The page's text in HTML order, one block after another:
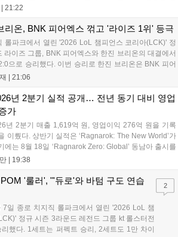
질 4라운드에 대한 기대감을 올렸다. 다음은 이날 데뷔
21:22
리온, BNK 피어엑스 꺾고 '라이즈 1위' 등극
롤파크에서 열린 '2026 LoL 챔피언스 코리아(LCK)' 정
라이즈 그룹, BNK 피어엑스와 한진 브리온의 대결에서
으로 승리했다. 이번 승리로 한진 브리온은 BNK 피어
이즈 그룹 1위로 올라섰다. 1세트, 한진 브리온이 '로머'
21:06
년 2분기 실적 공개… 전년 동기 대비 영업
가
년 2분기 매출 1,619억 원, 영업이익 276억 원을 기록
이뤘다. 상반기 실적은 ‘Ragnarok: The New World’가
에는 8월 18일 ‘Ragnarok Zero: Global’ 동남아 출시를
‘달려라 헤베레케 EX’, 9월 22일 ‘갈바테인’ 등 다양한
있으며, 2027년에는 ‘Ragnarok 3’ 등 대작을 글로벌
. 그라비티는 조인트벤처 설립과 라그나로크 에코 시스
성장 동력을 확보할 방침이다....
19:38
'룰러', "'듀로'와 바텀 구도 연습
7일 종로 치지직 롤파크에서 열린 '2026 LoL 챔
정규 시즌 3라운드 레전드 그룹 kt 롤스터전
했다. 1세트는 퍼펙트 승리, 2세트도 1만 차이
2